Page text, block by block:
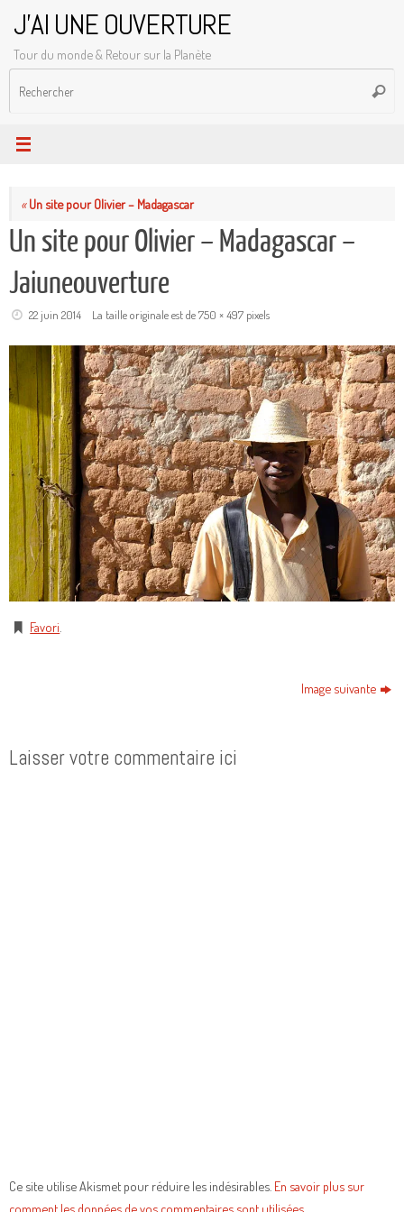
contenu
J'AI UNE OUVERTURE
Tour du monde & Retour sur la Planète
«Un site pour Olivier – Madagascar
Un site pour Olivier – Madagascar –
Jaiuneouverture
22 juin 2014 La taille originale est de750 × 497pixels
Favori
Image suivante
Laisser votre commentaire ici
Ce site utilise Akismet pour réduire les indésirables. En savoir plus sur
comment les données de vos commentaires sont utilisées